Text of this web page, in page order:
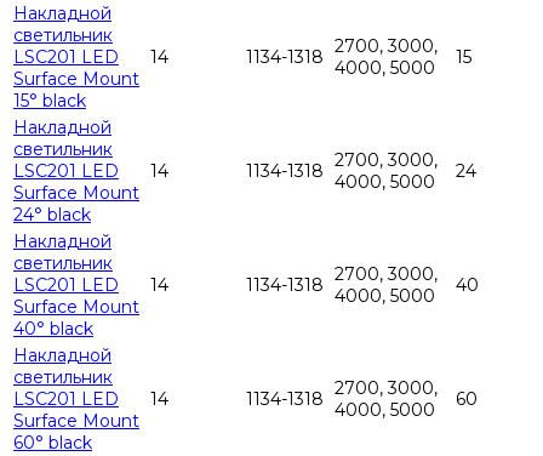
Накладной
светильник
LSC201 LED
Surface Mount
15° black
14 1134-1318 2700, 3000,
4000, 5000
15
Накладной
светильник
LSC201 LED
Surface Mount
24° black
14 1134-1318 2700, 3000,
4000, 5000
24
Накладной
светильник
LSC201 LED
Surface Mount
40° black
14 1134-1318 2700, 3000,
4000, 5000
40
Накладной
светильник
LSC201 LED
Surface Mount
60° black
14 1134-1318 2700, 3000,
4000, 5000
60